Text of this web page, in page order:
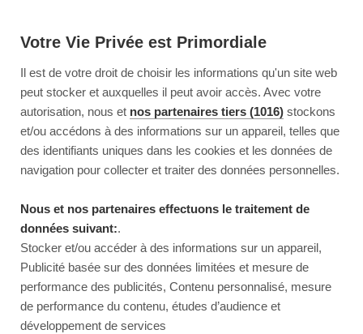
Votre Vie Privée est Primordiale
Il est de votre droit de choisir les informations qu'un site web
peut stocker et auxquelles il peut avoir accès. Avec votre
autorisation, nous et nos partenaires tiers (1016) stockons
et/ou accédons à des informations sur un appareil, telles que
des identifiants uniques dans les cookies et les données de
navigation pour collecter et traiter des données personnelles.
Nous et nos partenaires effectuons le traitement de
données suivant:.
Stocker et/ou accéder à des informations sur un appareil,
Publicité basée sur des données limitées et mesure de
performance des publicités, Contenu personnalisé, mesure
de performance du contenu, études d’audience et
développement de services